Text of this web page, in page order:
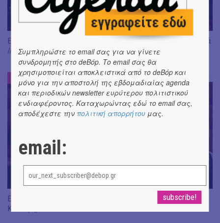
Είδαμε: "Άλκηστις" του Ευριπίδη, σε σκηνοθεσία Δ. Καραντζά
// Ευφυής σύλληψη και χαμένη ευκαιρία
ΕΝΤΥΠΩΣΕΙΣ
Είδαμε "Βάκχες" του Ευριπίδη, σε σκηνοθεσία J. Gardev //
Καλώς ήρθατε στο σόου!
Συμπληρώστε το email σας για να γίνετε
συνδρομητής στο deBόp. Το email σας θα
χρησιμοποιείται αποκλειστικά από το deBόp και
μόνο για την αποστολή της εβδομαδιαίας agenda
και περιοδικών newsletter ευρύτερου πολιτιστικού
ενδιαφέροντος. Καταχωρώντας εδώ το email σας,
αποδέχεστε την πολιτική απορρήτου μας.
email: